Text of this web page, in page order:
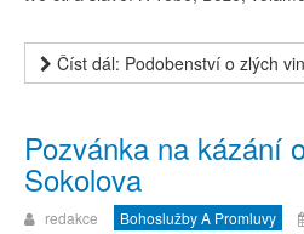
Číst dál: Podobenství o zlých
Pozvánka na kázání
Sokolova
redakce Bohoslužby A Promluvy